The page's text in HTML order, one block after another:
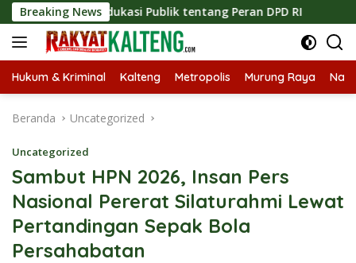
Langsung
ke
konten
Breaking News
Edukasi Publik tentang Peran DPD RI Masuknya
Hukum & Kriminal Kalteng Metropolis Murung Raya
Beranda Uncategorized
Uncategorized
Sambut HPN 2026, Insan Pers
Nasional Pererat Silaturahmi Lewat
Pertandingan Sepak Bola
Persahabatan